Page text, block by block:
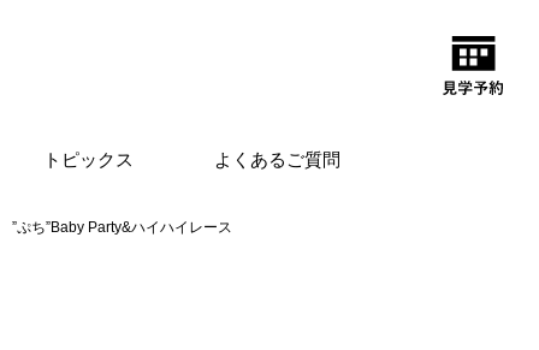
トピックス よくあるご質問
”ぷち”Baby Party&ハイハイレース